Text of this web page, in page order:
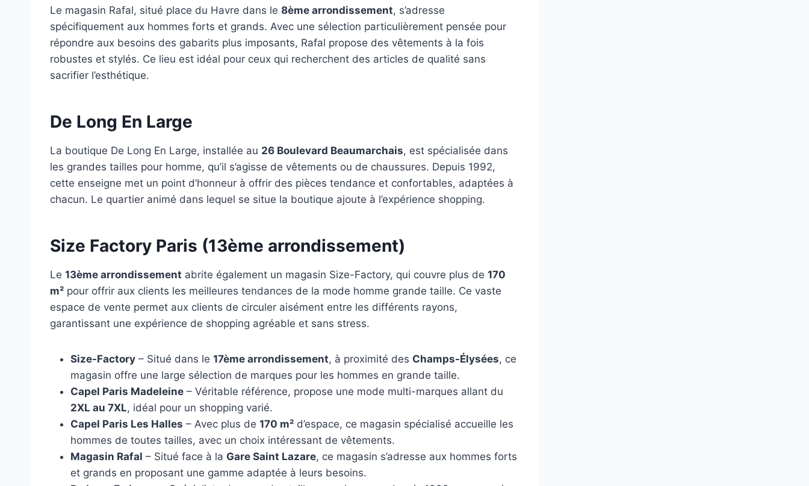
Le magasin Rafal, situé place du Havre dans le 8ème arrondissement, s’adresse
spécifiquement aux hommes forts et grands. Avec une sélection particulièrement pensée pour
répondre aux besoins des gabarits plus imposants, Rafal propose des vêtements à la fois
robustes et stylés. Ce lieu est idéal pour ceux qui recherchent des articles de qualité sans
sacrifier l’esthétique.
De Long En Large
La boutique De Long En Large, installée au 26 Boulevard Beaumarchais, est spécialisée dans
les grandes tailles pour homme, qu’il s’agisse de vêtements ou de chaussures. Depuis 1992,
cette enseigne met un point d’honneur à offrir des pièces tendance et confortables, adaptées à
chacun. Le quartier animé dans lequel se situe la boutique ajoute à l’expérience shopping.
Size Factory Paris (13ème arrondissement)
Le 13ème arrondissement abrite également un magasin Size-Factory, qui couvre plus de 170
m² pour offrir aux clients les meilleures tendances de la mode homme grande taille. Ce vaste
espace de vente permet aux clients de circuler aisément entre les différents rayons,
garantissant une expérience de shopping agréable et sans stress.
Size-Factory – Situé dans le 17ème arrondissement, à proximité des Champs-Élysées, ce
magasin offre une large sélection de marques pour les hommes en grande taille.
Capel Paris Madeleine – Véritable référence, propose une mode multi-marques allant du
2XL au 7XL, idéal pour un shopping varié.
Capel Paris Les Halles – Avec plus de 170 m² d’espace, ce magasin spécialisé accueille les
hommes de toutes tailles, avec un choix intéressant de vêtements.
Magasin Rafal – Situé face à la Gare Saint Lazare, ce magasin s’adresse aux hommes forts
et grands en proposant une gamme adaptée à leurs besoins.